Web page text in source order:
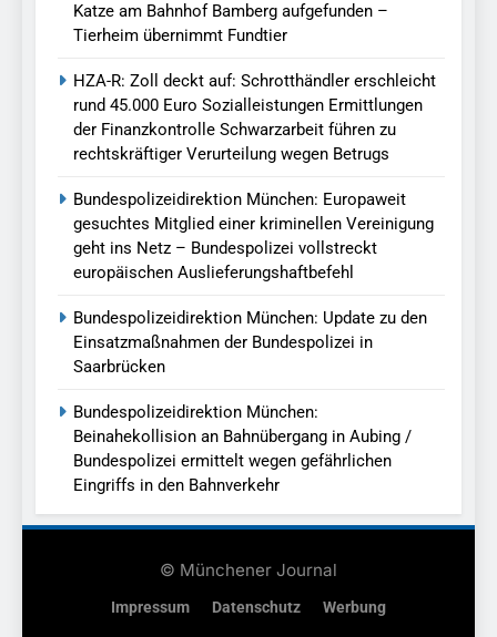
Katze am Bahnhof Bamberg aufgefunden –
Tierheim übernimmt Fundtier
HZA-R: Zoll deckt auf: Schrotthändler erschleicht
rund 45.000 Euro Sozialleistungen Ermittlungen
der Finanzkontrolle Schwarzarbeit führen zu
rechtskräftiger Verurteilung wegen Betrugs
Bundespolizeidirektion München: Europaweit
gesuchtes Mitglied einer kriminellen Vereinigung
geht ins Netz – Bundespolizei vollstreckt
europäischen Auslieferungshaftbefehl
Bundespolizeidirektion München: Update zu den
Einsatzmaßnahmen der Bundespolizei in
Saarbrücken
Bundespolizeidirektion München:
Beinahekollision an Bahnübergang in Aubing /
Bundespolizei ermittelt wegen gefährlichen
Eingriffs in den Bahnverkehr
© Münchener Journal
Impressum Datenschutz Werbung